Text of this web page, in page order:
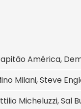
América,
Milani, Steve
Micheluzzi, Sal